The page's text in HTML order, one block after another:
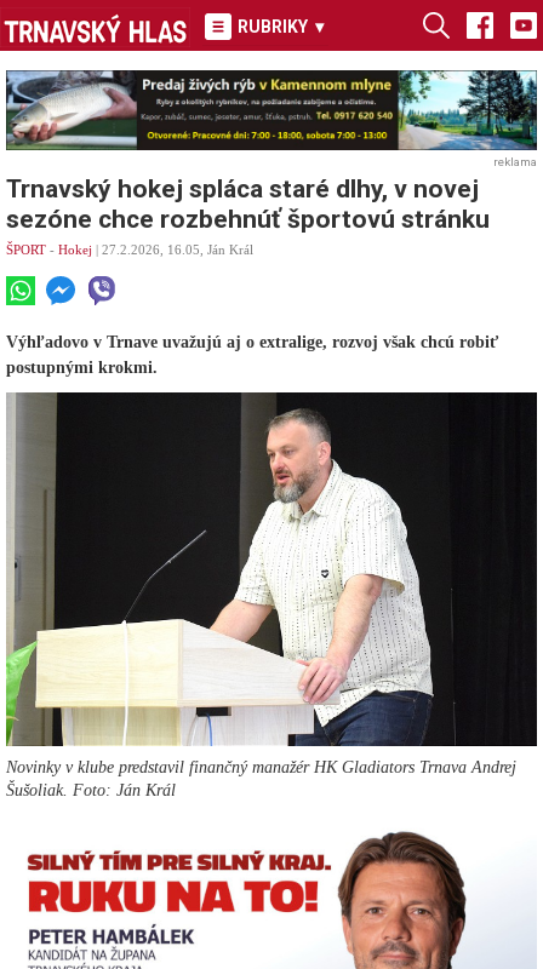
RUBRIKY ▾
reklama
Trnavský hokej spláca staré dlhy, v novej
sezóne chce rozbehnúť športovú stránku
ŠPORT - Hokej | 27.2.2026, 16.05, Ján Král
Výhľadovo v Trnave uvažujú aj o extralige, rozvoj však chcú robiť
postupnými krokmi.
Novinky v klube predstavil finančný manažér HK Gladiators Trnava Andrej
Šušoliak. Foto: Ján Král